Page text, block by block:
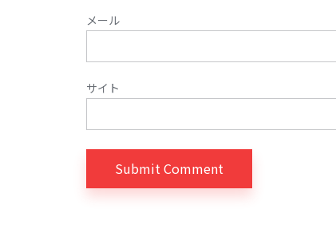
メール
サイト